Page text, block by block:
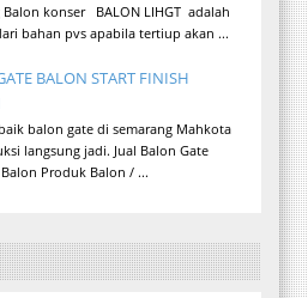
konser BALON LIHGT adalah
bahan pvs apabila tertiup akan ...
BALON START FINISH
balon gate di semarang Mahkota
langsung jadi. Jual Balon Gate
Produk Balon / ...